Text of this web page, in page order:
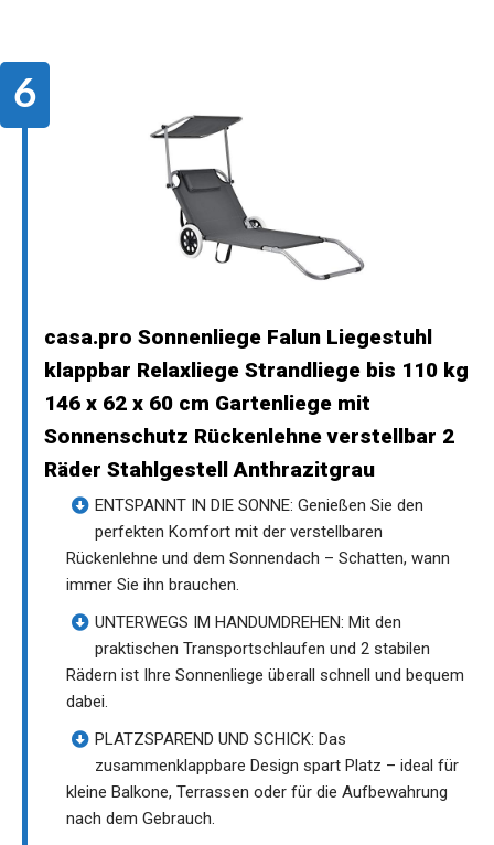
casa.pro Sonnenliege Falun Liegestuhl
klappbar Relaxliege Strandliege bis 110 kg
146 x 62 x 60 cm Gartenliege mit
Sonnenschutz Rückenlehne verstellbar 2
Räder Stahlgestell Anthrazitgrau
ENTSPANNT IN DIE SONNE: Genießen Sie den
perfekten Komfort mit der verstellbaren
Rückenlehne und dem Sonnendach – Schatten, wann
immer Sie ihn brauchen.
UNTERWEGS IM HANDUMDREHEN: Mit den
praktischen Transportschlaufen und 2 stabilen
Rädern ist Ihre Sonnenliege überall schnell und bequem
dabei.
PLATZSPAREND UND SCHICK: Das
zusammenklappbare Design spart Platz – ideal für
kleine Balkone, Terrassen oder für die Aufbewahrung
nach dem Gebrauch.